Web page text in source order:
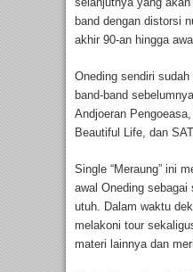
band dengan distorsi
akhir 90-an hingga
Oneding sendiri
band-band
Andjoeran
Beautiful Life, dan
Single “Meraung” ini
awal Oneding
utuh. Dalam waktu
melakoni tour
materi lainnya dan